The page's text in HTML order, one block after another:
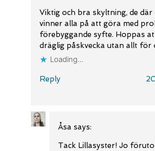
Viktig och bra skyltning, de
vinner alla på att göra med
förebyggande syfte. Hoppas
dräglig påskvecka utan allt för
Loading...
Reply
Åsa says:
Tack Lillasyster! Jo